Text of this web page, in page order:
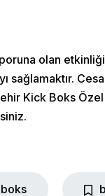
olan
sağlamaktır.
Kick Boks Özel
boks